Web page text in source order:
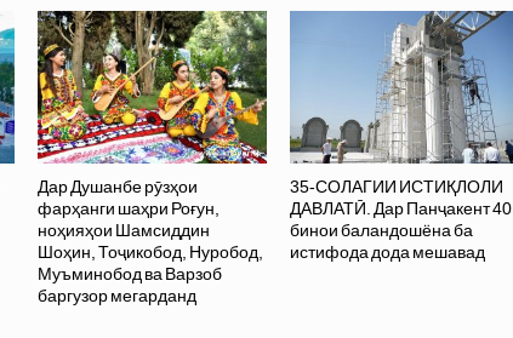
Дар Душанбе рӯзҳои
фарҳанги шаҳри Роғун,
ноҳияҳои Шамсиддин
Шоҳин, Тоҷикобод, Нуробод,
Муъминобод ва Варзоб
баргузор мегарданд
35-СОЛАГИИ ИСТИҚЛОЛИ
ДАВЛАТӢ. Дар Панҷакент 40
бинои баландошёна ба
истифода дода мешавад